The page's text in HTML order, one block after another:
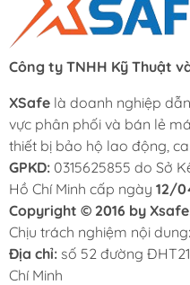
Công ty TNHH Kỹ Thuật
XSafe là doanh nghiệp
vực phân phối và bán lẻ
thiết bị bảo hộ lao động,
GPKD: 0315625855 do Sở
Hồ Chí Minh cấp ngày 12/
Copyright © 2016 by
Chịu trách nghiệm nội dung:
Địa chỉ: số 52 đường
Chí Minh